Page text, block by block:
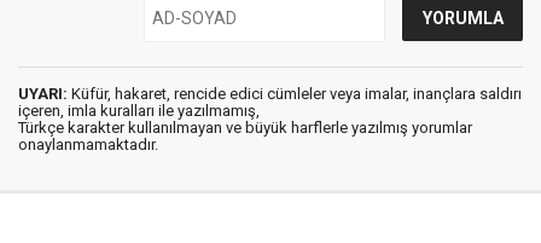
UYARI: Küfür, hakaret, rencide edici cümleler veya imalar, inançlara saldırı
içeren, imla kuralları ile yazılmamış,
Türkçe karakter kullanılmayan ve büyük harflerle yazılmış yorumlar
onaylanmamaktadır.